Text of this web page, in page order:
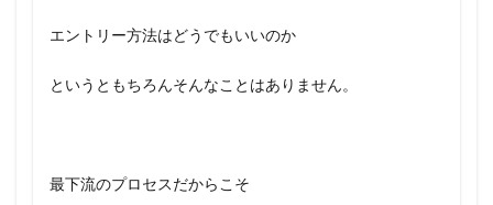
エントリー方法はどうでもいいのか
というともちろんそんなことはありません。
最下流のプロセスだからこそ